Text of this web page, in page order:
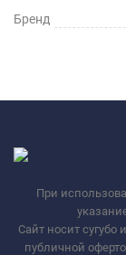
Бренд
При
Сайт носит
публичной